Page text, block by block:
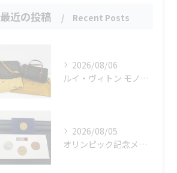
最近の投稿 Recent Posts
2026/08/06
ルイ・ヴィトン モノグラムバッグ2点をお買取させていただきました✨
2026/08/05
オリンピック記念メダルとメイプルリーフコインをお買取りさせていただきました🏅✨